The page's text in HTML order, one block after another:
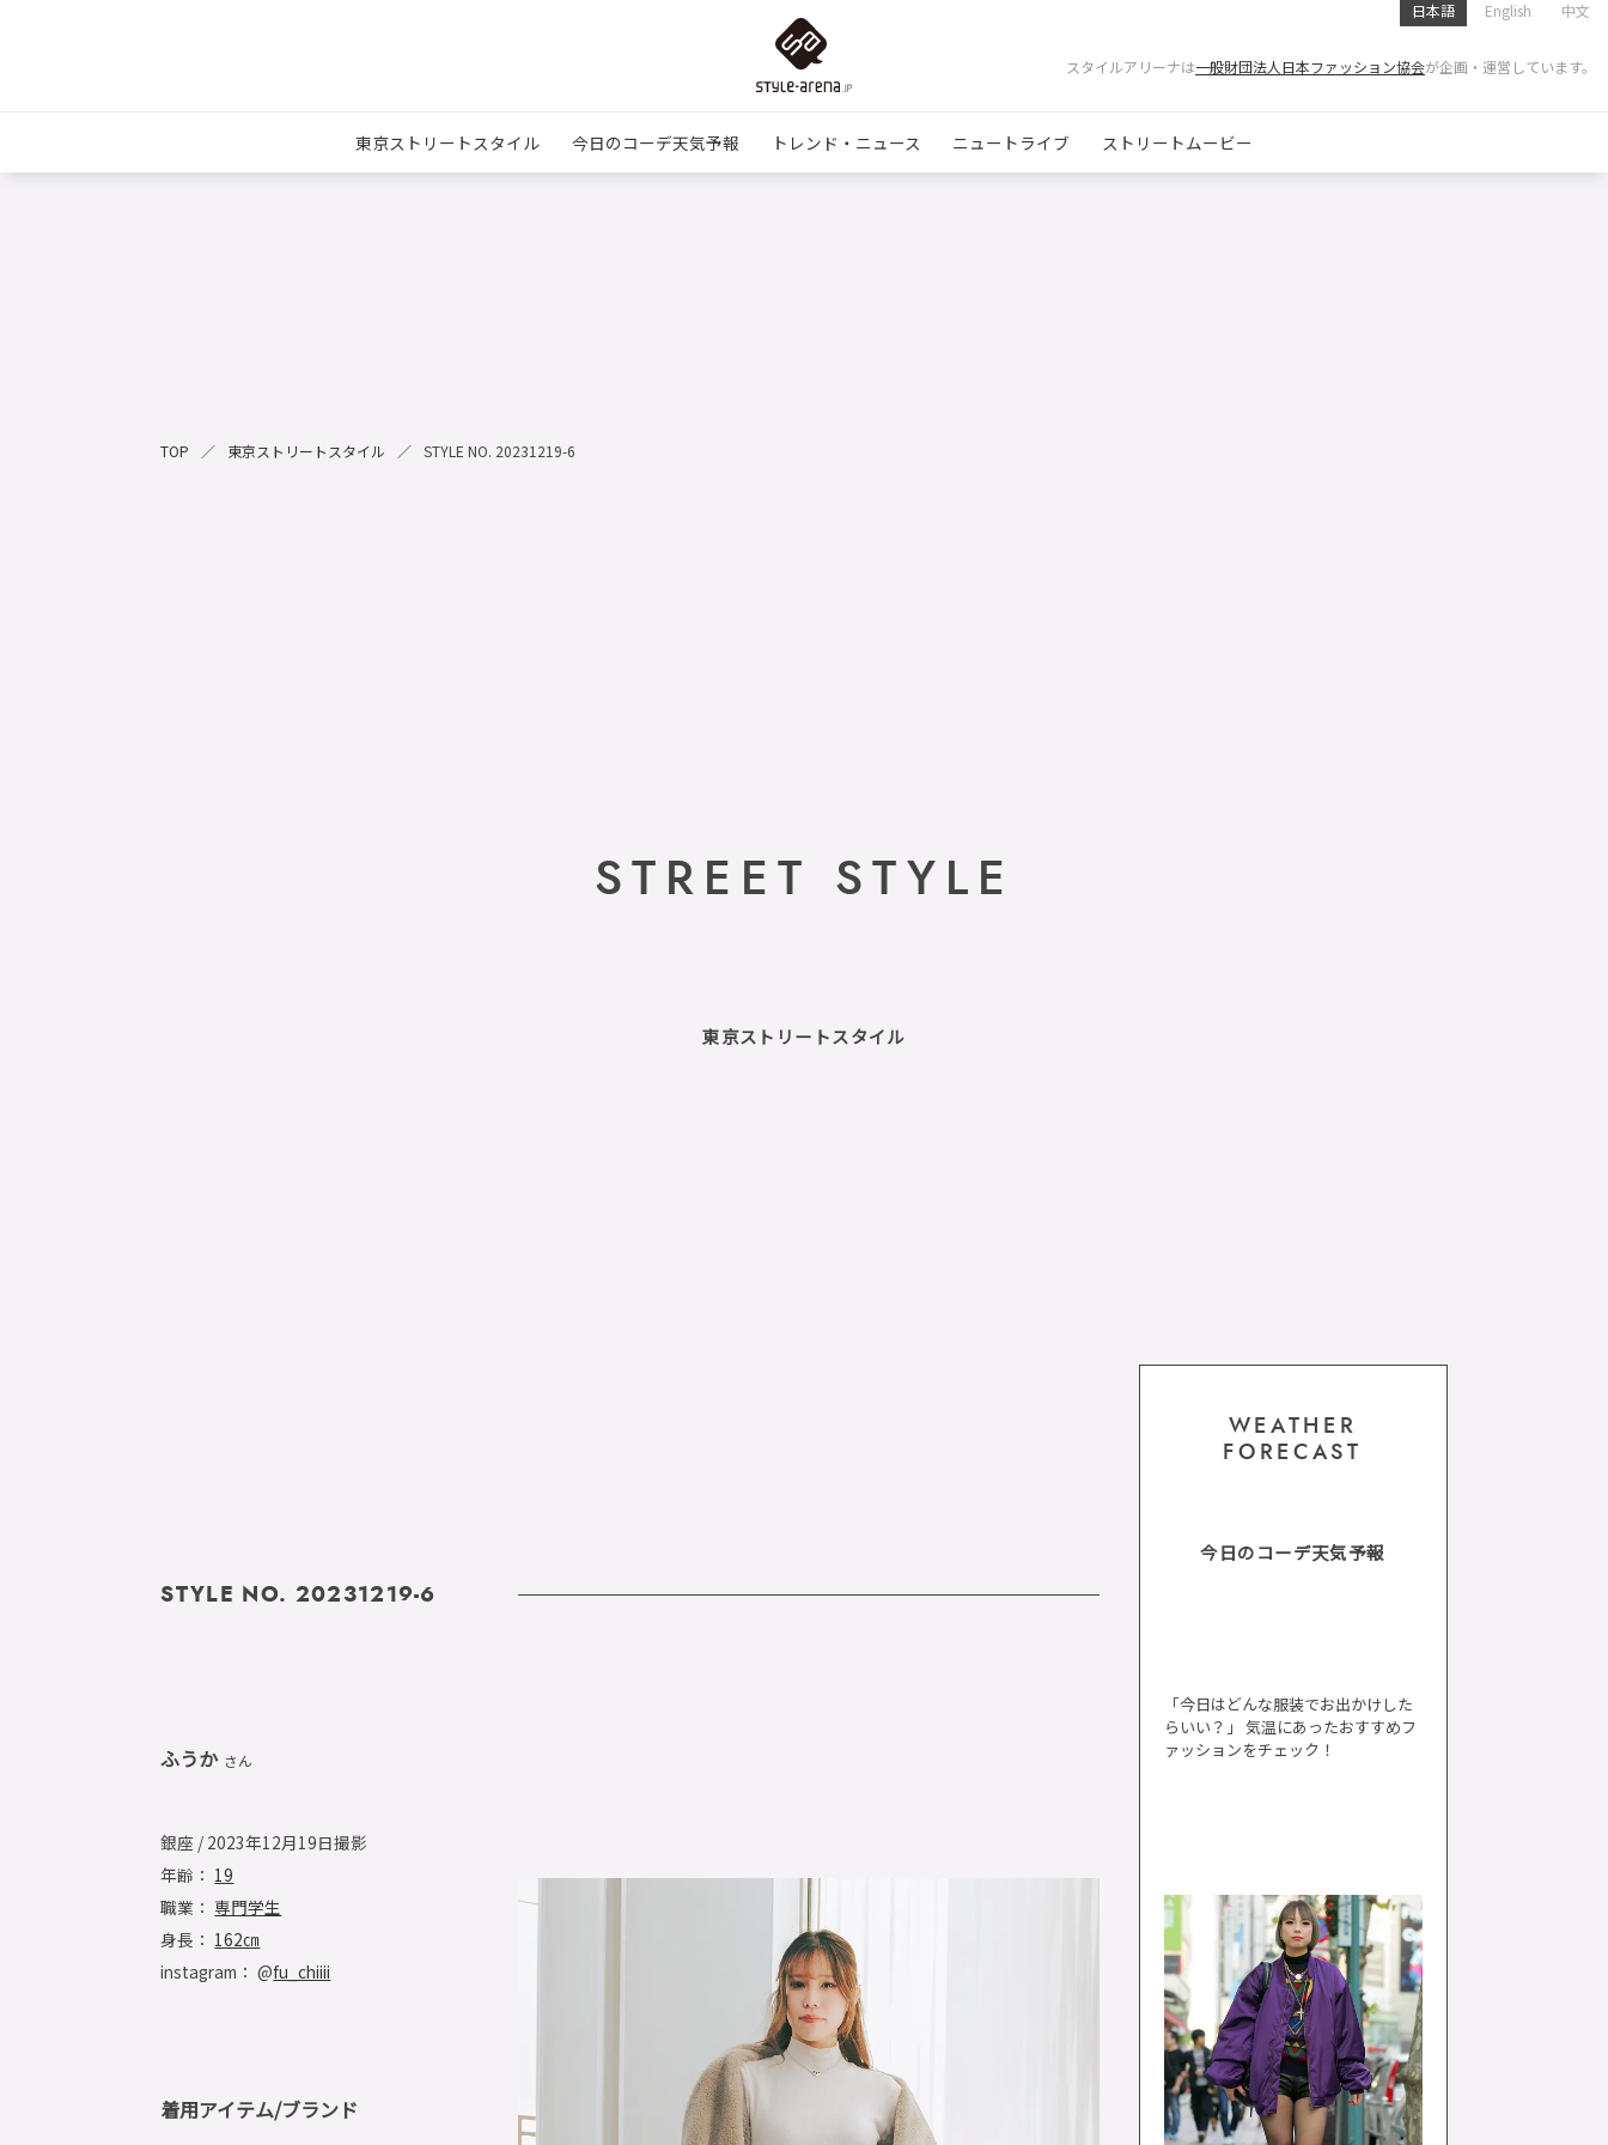
日本語 English 中文
スタイルアリーナは一般財団法人日本ファッション協会が企画・運営しています。
東京ストリートスタイル 今日のコーデ天気予報 トレンド・ニュース ニュートライブ ストリートムービー
TOP 東京ストリートスタイル STYLE NO. 20231219-6
STREET STYLE
東京ストリートスタイル
STYLE NO. 20231219-6
ふうか さん
銀座 / 2023年12月19日撮影
年齢： 19
職業： 専門学生
身長： 162㎝
instagram： @fu_chiiii
着用アイテム/ブランド
WEATHER
FORECAST
今日のコーデ天気予報
「今日はどんな服装でお出かけした
らいい？」 気温にあったおすすめフ
ァッションをチェック！